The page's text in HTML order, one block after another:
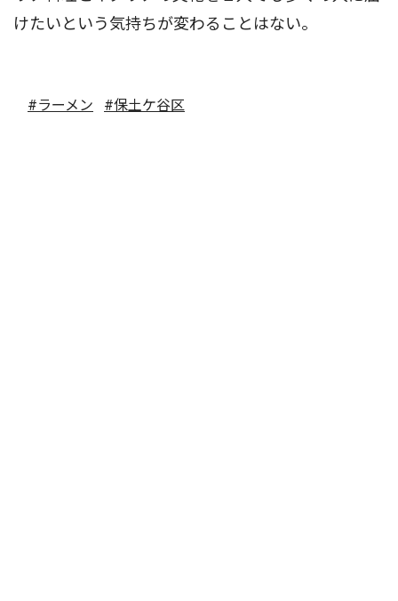
けたいという気持ちが変わることはない。
#ラーメン #保土ケ谷区